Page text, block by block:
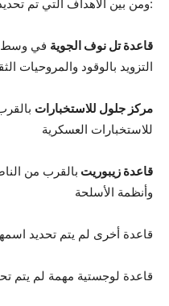
ومن بين الأهداف التي تم تحديدها:
قاعدة تل نوف الجوية في وسط
التزويد بالوقود والمروحيات
مركز جلول للاستخبارات
للاستخبارات العسكرية
قاعدة زيبوريت بالقرب من
وأنظمة الأسلحة
قاعدة أخرى لم يتم تحديد اسمها
قاعدة لوجستية مهمة لم يتم